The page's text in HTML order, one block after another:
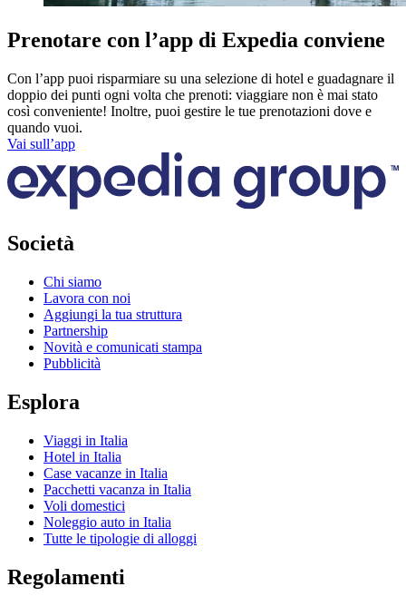
Prenotare con l’app di Expedia conviene
Con l’app puoi risparmiare su una selezione di hotel e guadagnare il
doppio dei punti ogni volta che prenoti: viaggiare non è mai stato
così conveniente! Inoltre, puoi gestire le tue prenotazioni dove e
quando vuoi.
Vai sull’app
Società
Chi siamo
Lavora con noi
Aggiungi la tua struttura
Partnership
Novità e comunicati stampa
Pubblicità
Esplora
Viaggi in Italia
Hotel in Italia
Case vacanze in Italia
Pacchetti vacanza in Italia
Voli domestici
Noleggio auto in Italia
Tutte le tipologie di alloggi
Regolamenti